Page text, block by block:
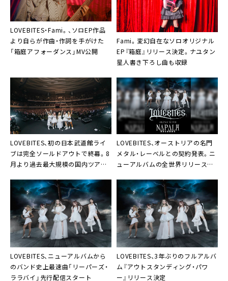
LOVEBITES・Fami。、ソロEP作品
より自らが作曲・作詞を手がけた
「箱庭アフォーダンス」MV公開
Fami。変幻自在なソロオリジナル
EP『箱庭』リリース決定。ナユタン
星人書き下ろし曲も収録
LOVEBITES、初の日本武道館ライ
ブは完全ソールドアウトで終幕。8
月より過去最大規模の国内ツアー
LOVEBITES、オーストリアの名門
メタル・レーベルとの契約発表。ニ
ューアルバムの全世界リリース決
LOVEBITES、ニューアルバムから
のバンド史上最速曲「リーパーズ・
ララバイ」先行配信スタート
LOVEBITES、3年ぶりのフルアルバ
ム『アウトスタンディング・パワ
ー』リリース決定